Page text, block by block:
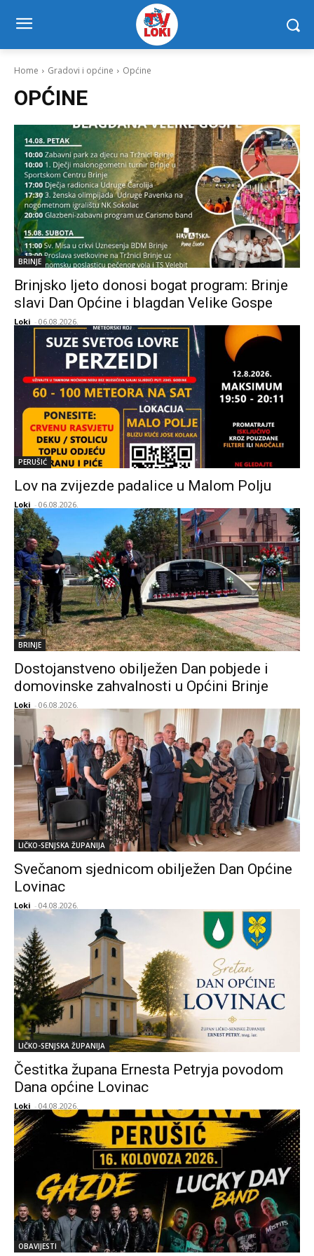
Home Gradovi i općine Općine
OPĆINE
BRINJE
Brinjsko ljeto donosi bogat program: Brinje
slavi Dan Općine i blagdan Velike Gospe
Loki - 06.08.2026.
PERUŠIĆ
Lov na zvijezde padalice u Malom Polju
Loki - 06.08.2026.
BRINJE
Dostojanstveno obilježen Dan pobjede i
domovinske zahvalnosti u Općini Brinje
Loki - 06.08.2026.
LIČKO-SENJSKA ŽUPANIJA
Svečanom sjednicom obilježen Dan Općine
Lovinac
Loki - 04.08.2026.
LIČKO-SENJSKA ŽUPANIJA
Čestitka župana Ernesta Petryja povodom
Dana općine Lovinac
Loki - 04.08.2026.
OBAVIJESTI